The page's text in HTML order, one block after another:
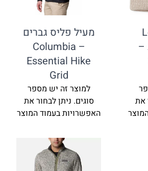
מעיל פליס גברים
Columbia –
Essential Hike
למוצר זה יש מספר
סוגים. ניתן לבחור את
האפשרויות בעמוד המוצר